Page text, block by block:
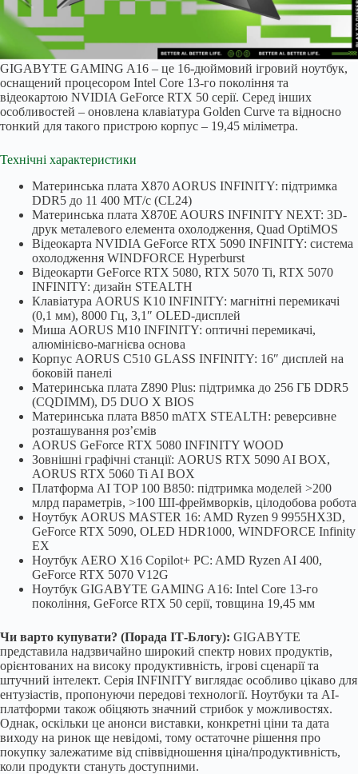
GIGABYTE GAMING A16 – це 16-дюймовий ігровий ноутбук,
оснащений процесором Intel Core 13-го покоління та
відеокартою NVIDIA GeForce RTX 50 серії. Серед інших
особливостей – оновлена клавіатура Golden Curve та відносно
тонкий для такого пристрою корпус – 19,45 міліметра.
Технічні характеристики
Материнська плата X870 AORUS INFINITY: підтримка
DDR5 до 11 400 МТ/с (CL24)
Материнська плата X870E AOURS INFINITY NEXT: 3D-
друк металевого елемента охолодження, Quad OptiMOS
Відеокарта NVIDIA GeForce RTX 5090 INFINITY: система
охолодження WINDFORCE Hyperburst
Відеокарти GeForce RTX 5080, RTX 5070 Ti, RTX 5070
INFINITY: дизайн STEALTH
Клавіатура AORUS K10 INFINITY: магнітні перемикачі
(0,1 мм), 8000 Гц, 3,1″ OLED-дисплей
Миша AORUS M10 INFINITY: оптичні перемикачі,
алюмінієво-магнієва основа
Корпус AORUS C510 GLASS INFINITY: 16″ дисплей на
боковій панелі
Материнська плата Z890 Plus: підтримка до 256 ГБ DDR5
(CQDIMM), D5 DUO X BIOS
Материнська плата B850 mATX STEALTH: реверсивне
розташування роз’ємів
AORUS GeForce RTX 5080 INFINITY WOOD
Зовнішні графічні станції: AORUS RTX 5090 AI BOX,
AORUS RTX 5060 Ti AI BOX
Платформа AI TOP 100 B850: підтримка моделей >200
млрд параметрів, >100 ШІ-фреймворків, цілодобова робота
Ноутбук AORUS MASTER 16: AMD Ryzen 9 9955HX3D,
GeForce RTX 5090, OLED HDR1000, WINDFORCE Infinity
EX
Ноутбук AERO X16 Copilot+ PC: AMD Ryzen AI 400,
GeForce RTX 5070 V12G
Ноутбук GIGABYTE GAMING A16: Intel Core 13-го
покоління, GeForce RTX 50 серії, товщина 19,45 мм
Чи варто купувати? (Порада ІТ-Блогу): GIGABYTE
представила надзвичайно широкий спектр нових продуктів,
орієнтованих на високу продуктивність, ігрові сценарії та
штучний інтелект. Серія INFINITY виглядає особливо цікаво для
ентузіастів, пропонуючи передові технології. Ноутбуки та AI-
платформи також обіцяють значний стрибок у можливостях.
Однак, оскільки це анонси виставки, конкретні ціни та дата
виходу на ринок ще невідомі, тому остаточне рішення про
покупку залежатиме від співвідношення ціна/продуктивність,
коли продукти стануть доступними.